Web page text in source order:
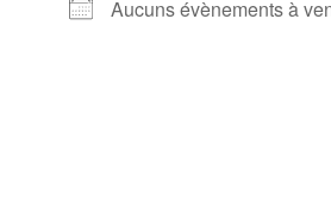
Aucuns évènements à